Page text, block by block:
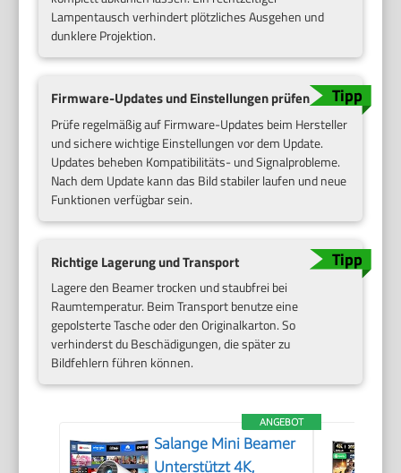
Lampentausch verhindert plötzliches Ausgehen und
dunklere Projektion.
Firmware-Updates und Einstellungen prüfen
Prüfe regelmäßig auf Firmware-Updates beim Hersteller
und sichere wichtige Einstellungen vor dem Update.
Updates beheben Kompatibilitäts- und Signalprobleme.
Nach dem Update kann das Bild stabiler laufen und neue
Funktionen verfügbar sein.
Richtige Lagerung und Transport
Lagere den Beamer trocken und staubfrei bei
Raumtemperatur. Beim Transport benutze eine
gepolsterte Tasche oder den Originalkarton. So
verhinderst du Beschädigungen, die später zu
Bildfehlern führen können.
ANGEBOT
Salange Mini Beamer
Unterstützt 4K,